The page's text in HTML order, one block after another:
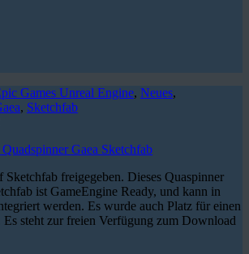
Games Unreal Engine, Neues,
, Sketchfab
freigegeben. Dieses Quaspinner
ist GameEngine Ready, und kann in
werden. Es wurde auch Platz für einen
Es steht zur freien Verfügung zum Download